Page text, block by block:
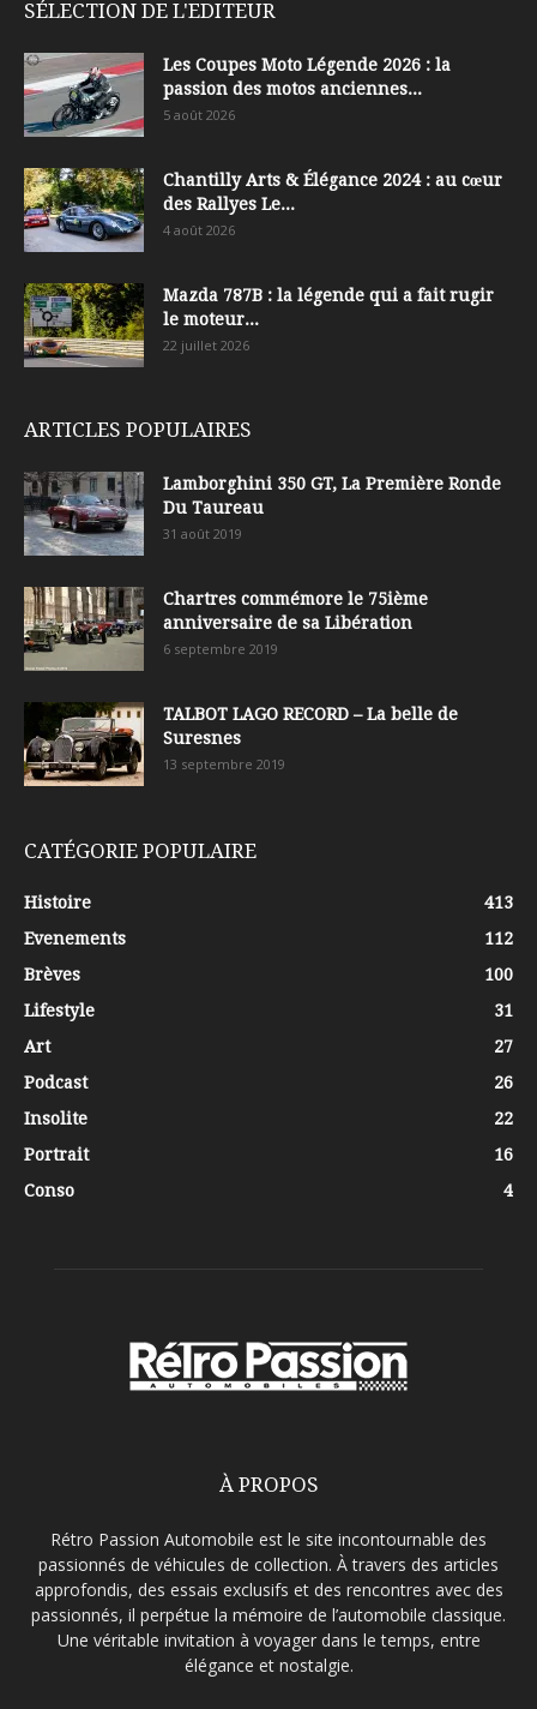
SÉLECTION DE L'EDITEUR
Les Coupes Moto Légende 2026 : la
passion des motos anciennes...
5 août 2026
Chantilly Arts & Élégance 2024 : au cœur
des Rallyes Le...
4 août 2026
Mazda 787B : la légende qui a fait rugir
le moteur...
22 juillet 2026
ARTICLES POPULAIRES
Lamborghini 350 GT, La Première Ronde
Du Taureau
31 août 2019
Chartres commémore le 75ième
anniversaire de sa Libération
6 septembre 2019
TALBOT LAGO RECORD – La belle de
Suresnes
13 septembre 2019
CATÉGORIE POPULAIRE
Histoire
413
Evenements
112
Brèves
100
Lifestyle
31
Art
27
Podcast
26
Insolite
22
Portrait
16
Conso
4
À PROPOS
Rétro Passion Automobile est le site incontournable des
passionnés de véhicules de collection. À travers des articles
approfondis, des essais exclusifs et des rencontres avec des
passionnés, il perpétue la mémoire de l’automobile classique.
Une véritable invitation à voyager dans le temps, entre
élégance et nostalgie.